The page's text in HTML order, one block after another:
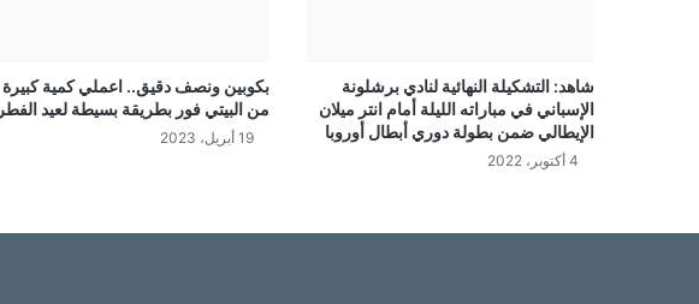
شاهد: التشكيلة النهائية لنادي برشلونة
الإسباني في مباراته الليلة أمام انتر ميلان
الإيطالي ضمن بطولة دوري أبطال أوروبا
4 أكتوبر، 2022
بكوبين ونصف دقيق.. اعملي كمية كبيرة
من البيتي فور بطريقة بسيطة لعيد الفطر
19 أبريل، 2023